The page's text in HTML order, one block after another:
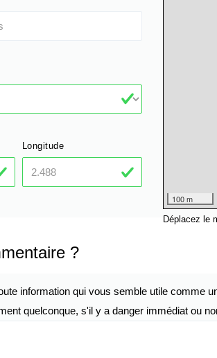
Longitude
100 m
Déplacez le
?
information qui vous semble utile comme
quelconque, s'il y a danger immédiat ou